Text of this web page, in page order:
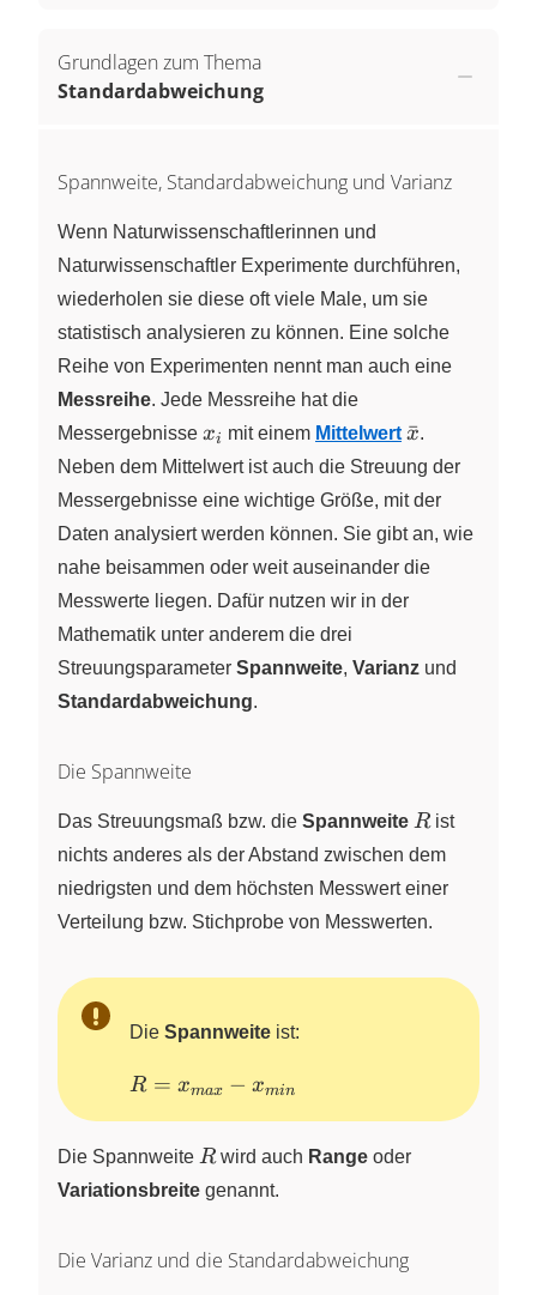
Grundlagen zum Thema
Standardabweichung
Spannweite, Standardabweichung und Varianz
Wenn Naturwissenschaftlerinnen und
Naturwissenschaftler Experimente durchführen,
wiederholen sie diese oft viele Male, um sie
statistisch analysieren zu können. Eine solche
Reihe von Experimenten nennt man auch eine
Messreihe. Jede Messreihe hat die
Messergebnisse x_i
xi mit einem Mittelwert \bar{x}
x
ˉ.
Neben dem Mittelwert ist auch die Streuung der
Messergebnisse eine wichtige Größe, mit der
Daten analysiert werden können. Sie gibt an, wie
nahe beisammen oder weit auseinander die
Messwerte liegen. Dafür nutzen wir in der
Mathematik unter anderem die drei
Streuungsparameter Spannweite, Varianz und
Standardabweichung.
Die Spannweite
Das Streuungsmaß bzw. die Spannweite R
Rist
nichts anderes als der Abstand zwischen dem
niedrigsten und dem höchsten Messwert einer
Verteilung bzw. Stichprobe von Messwerten.
Die Spannweite ist:
R =
x_{min}
R = xmax − xmin
Die Spannweite R
Rwird auch Range oder
Variationsbreite genannt.
Die Varianz und die Standardabweichung